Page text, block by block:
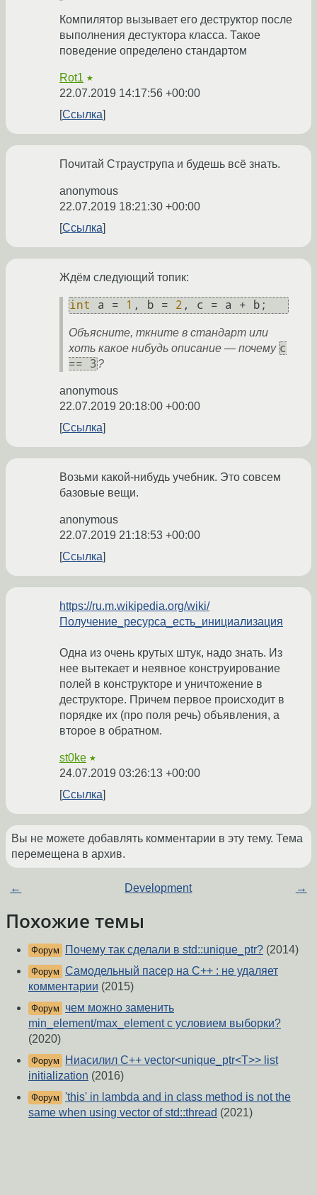
Компилятор вызывает его деструктор после
выполнения дестуктора класса. Такое
поведение определено стандартом
Rot1 ★
22.07.2019 14:17:56 +00:00
Ссылка
Почитай Страуструпа и будешь всё знать.
anonymous
22.07.2019 18:21:30 +00:00
Ссылка
Ждём следующий топик:
int a = 1 , b = 2
Объясните, ткните в стандарт или
хоть какое нибудь описание ­— почему c
== 3?
anonymous
22.07.2019 20:18:00 +00:00
Ссылка
Возьми какой-нибудь учебник. Это совсем
базовые вещи.
anonymous
22.07.2019 21:18:53 +00:00
Ссылка
https://ru.m.wikipedia.org/wiki/
Получение_ресурса_есть_инициализация
Одна из очень крутых штук, надо знать. Из
нее вытекает и неявное конструирование
полей в конструкторе и уничтожение в
деструкторе. Причем первое происходит в
порядке их (про поля речь) объявления, а
второе в обратном.
st0ke ★
24.07.2019 03:26:13 +00:00
Ссылка
Вы не можете добавлять комментарии в эту тему. Тема
перемещена в архив.
← Development →
Похожие темы
Форум Почему так сделали в std::unique_ptr? (2014)
Форум Самодельный пасер на С++ : не удаляет
комментарии (2015)
Форум
чем можно заменить
min_element/max_element с условием выборки?
(2020)
Форум
Ниасилил C++ vector<unique_ptr<T>> list
initialization (2016)
Форум 'this' in lambda and in class method is not the
same when using vector of std::thread (2021)